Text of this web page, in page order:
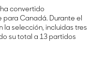
convertido
Canadá. Durante el
la selección, incluidas tres
su total a 13 partidos